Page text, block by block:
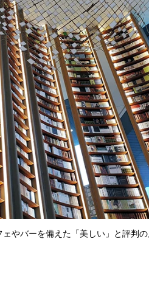
やバーを備えた「美しい」と評判の